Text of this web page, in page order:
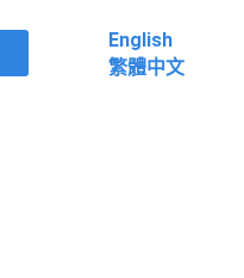
English
繁體中文